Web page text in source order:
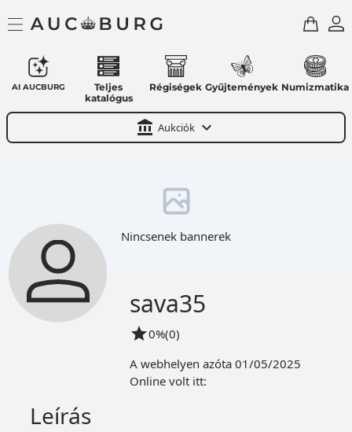
AI AUCBURG
Teljes
katalógus
Régiségek Gyűjtemények Numizmatika
account_balance Aukciók expand_more
Nincsenek bannerek
sava35
star0%(0)
A webhelyen azóta 01/05/2025
Online volt itt:
Leírás